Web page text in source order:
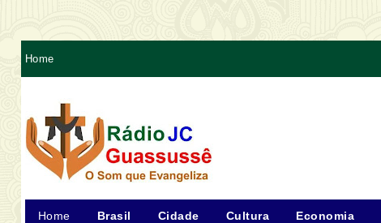
Home
Home Brasil Cidade Cultura Economia